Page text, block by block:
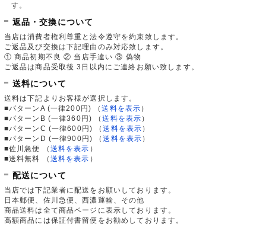
す。
返品・交換について
当店は消費者権利尊重と法令遵守を約束致します。
ご返品及び交換は下記理由のみ対応致します。
① 商品初期不良 ② 当店手違い ③ 偽物
ご返品は商品受取後 3日以内にご連絡お願い致します。
送料について
送料は下記よりお客様が選択します。
■パターンA (一律200円)
（送料を表示 ）
■パターンB (一律360円)
（送料を表示 ）
■パターンC (一律600円)
（送料を表示 ）
■パターンD (一律900円)
（送料を表示 ）
■佐川急便
（ 送料を表示 ）
■送料無料
（ 送料を表示 ）
配送について
当店では下記業者に配送をお願いしております。
日本郵便、佐川急便、西濃運輸、その他
商品送料は全て商品ページに表示しております。
高額商品には保証付書留便をお勧めしております。